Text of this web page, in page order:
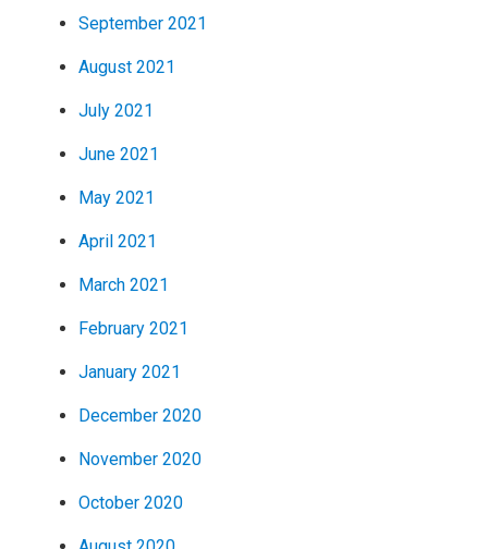
September 2021
August 2021
July 2021
June 2021
May 2021
April 2021
March 2021
February 2021
January 2021
December 2020
November 2020
October 2020